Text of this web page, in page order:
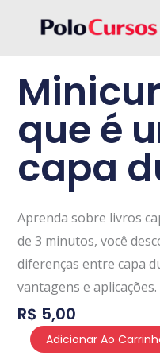
conteúdo
que é
capa
Aprenda sobre livros
de 3 minutos, você
diferenças entre capa
vantagens e aplicações.
R$ 5,00
Minicurso:
Adicionar Ao